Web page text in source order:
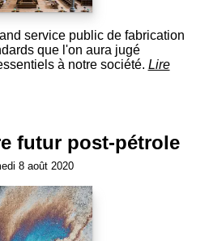
service public de fabrication
que l'on aura jugé
à notre société. Lire
futur post-pétrole
8 août 2020